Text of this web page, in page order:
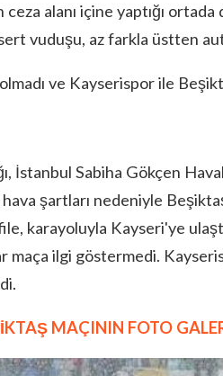
ceza alanı içine yaptığı
vuduşu, az farkla üstten
ve Kayserispor ile
İstanbul Sabiha Gökçen
şartları nedeniyle
karayoluyla Kayseri'ye
maça ilgi göstermedi.
MAÇININ FOTO